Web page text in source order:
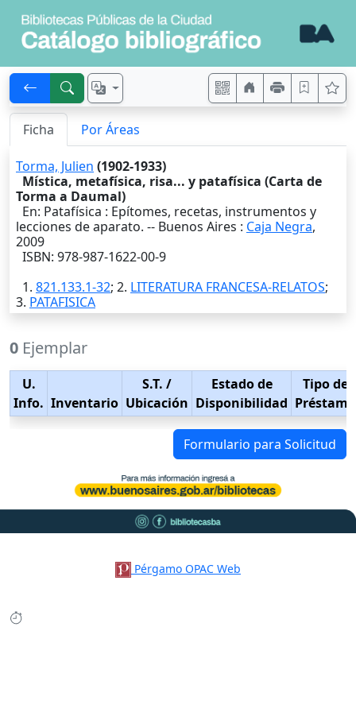
Ficha Por Áreas
Torma, Julien (1902-1933)
Mística, metafísica, risa... y patafísica (Carta de
Torma a Daumal)
En: Patafísica : Epítomes, recetas, instrumentos y
lecciones de aparato. -- Buenos Aires : Caja Negra,
2009
ISBN: 978-987-1622-00-9
1. 821.133.1-32; 2. LITERATURA FRANCESA-RELATOS;
3. PATAFISICA
0 Ejemplar
U.
Info. Inventario
S.T. /
Ubicación
Estado de
Disponibilidad
Tipo de
Préstamo
Formulario para Solicitud
Pérgamo OPAC Web